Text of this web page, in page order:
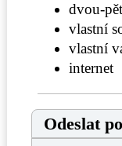
dvou-
vlastní
vlastní
internet
Odeslat